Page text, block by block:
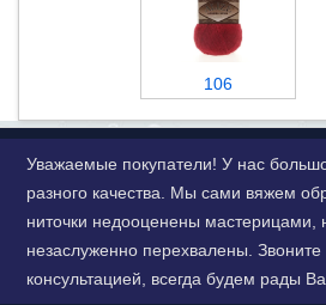
106
Уважаемые покупатели! У нас
разного качества. Мы сами вяжем
ниточки недооценены мастерицами,
незаслуженно перехвалены.
консультацией, всегда будем рады